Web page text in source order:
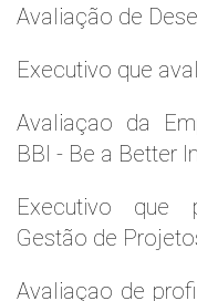
Avaliação de
Executivo que
Avaliaçao da
BBI - Be a Better
Executivo que
Gestão de
Avaliaçao de